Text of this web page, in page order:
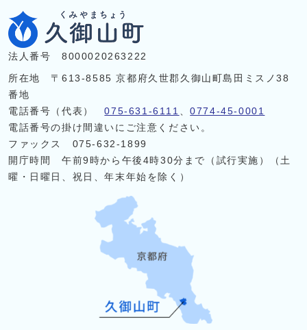
法人番号 8000020263222
所在地 〒613-8585 京都府久世郡久御山町島田ミスノ38
番地
電話番号（代表）075-631-6111 、0774-45-0001
電話番号の掛け間違いにご注意ください。
ファックス 075-632-1899
開庁時間 午前9時から午後4時30分まで（試行実施）（土
曜・日曜日、祝日、年末年始を除く）